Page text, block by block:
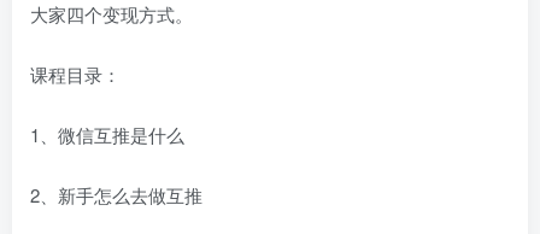
大家四个变现方式。
课程目录：
1、微信互推是什么
2、新手怎么去做互推